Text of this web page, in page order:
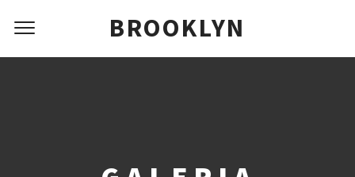
BROOKLYN